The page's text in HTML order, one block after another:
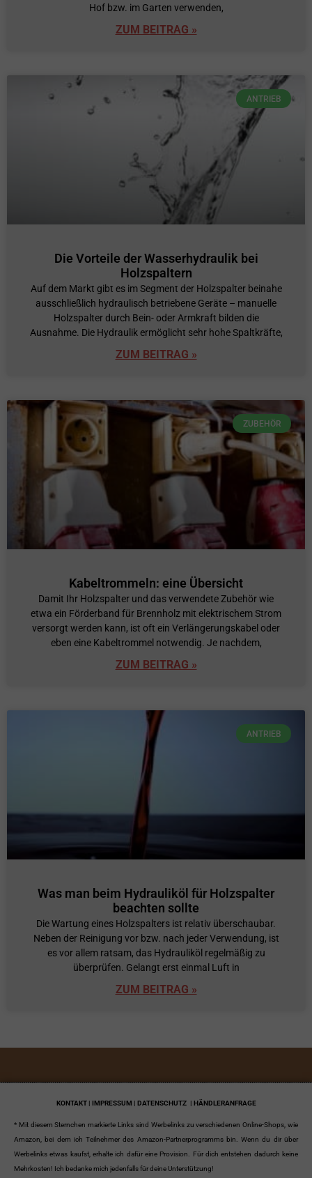
Hof bzw. im Garten verwenden,
ZUM BEITRAG »
ANTRIEB
Die Vorteile der Wasserhydraulik bei
Holzspaltern
Auf dem Markt gibt es im Segment der Holzspalter beinahe
ausschließlich hydraulisch betriebene Geräte – manuelle
Holzspalter durch Bein- oder Armkraft bilden die
Ausnahme. Die Hydraulik ermöglicht sehr hohe Spaltkräfte,
ZUM BEITRAG »
ZUBEHÖR
Kabeltrommeln: eine Übersicht
Damit Ihr Holzspalter und das verwendete Zubehör wie
etwa ein Förderband für Brennholz mit elektrischem Strom
versorgt werden kann, ist oft ein Verlängerungskabel oder
eben eine Kabeltrommel notwendig. Je nachdem,
ZUM BEITRAG »
ANTRIEB
Was man beim Hydrauliköl für Holzspalter
beachten sollte
Die Wartung eines Holzspalters ist relativ überschaubar.
Neben der Reinigung vor bzw. nach jeder Verwendung, ist
es vor allem ratsam, das Hydrauliköl regelmäßig zu
überprüfen. Gelangt erst einmal Luft in
ZUM BEITRAG »
KONTAKT | IMPRESSUM | DATENSCHUTZ | HÄNDLERANFRAGE
* Mit diesem Sternchen markierte Links sind Werbelinks zu verschiedenen Online-Shops, wie
Amazon, bei dem ich Teilnehmer des Amazon-Partnerprogramms bin. Wenn du dir über
Werbelinks etwas kaufst, erhalte ich dafür eine Provision. Für dich entstehen dadurch keine
Mehrkosten! Ich bedanke mich jedenfalls für deine Unterstützung!